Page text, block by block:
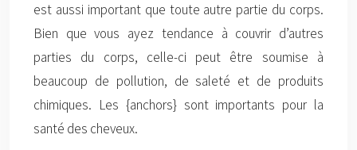
est aussi important que toute autre partie du corps.
Bien que vous ayez tendance à couvrir d’autres
parties du corps, celle-ci peut être soumise à
beaucoup de pollution, de saleté et de produits
chimiques. Les {anchors} sont importants pour la
santé des cheveux.